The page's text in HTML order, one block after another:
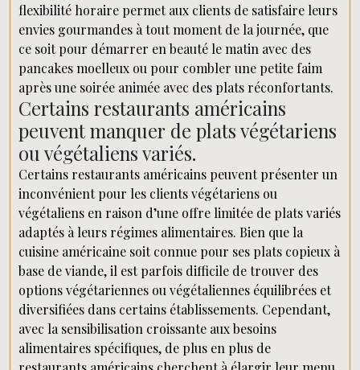
flexibilité horaire permet aux clients de satisfaire leurs
envies gourmandes à tout moment de la journée, que
ce soit pour démarrer en beauté le matin avec des
pancakes moelleux ou pour combler une petite faim
après une soirée animée avec des plats réconfortants.
Certains restaurants américains
peuvent manquer de plats végétariens
ou végétaliens variés.
Certains restaurants américains peuvent présenter un
inconvénient pour les clients végétariens ou
végétaliens en raison d’une offre limitée de plats variés
adaptés à leurs régimes alimentaires. Bien que la
cuisine américaine soit connue pour ses plats copieux à
base de viande, il est parfois difficile de trouver des
options végétariennes ou végétaliennes équilibrées et
diversifiées dans certains établissements. Cependant,
avec la sensibilisation croissante aux besoins
alimentaires spécifiques, de plus en plus de